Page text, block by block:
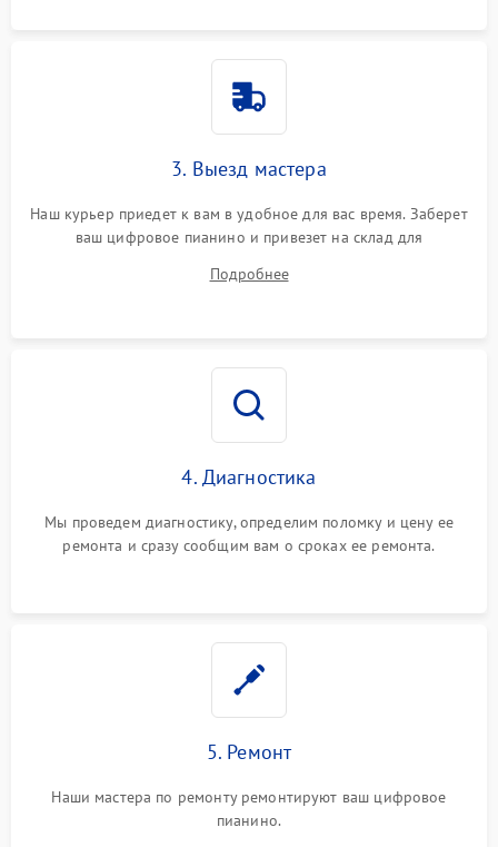
3. Выезд мастера
Наш курьер приедет к вам в удобное для вас время. Заберет
ваш цифровое пианино и привезет на склад для
Подробнее
4. Диагностика
Мы проведем диагностику, определим поломку и цену ее
ремонта и сразу сообщим вам о сроках ее ремонта.
5. Ремонт
Наши мастера по ремонту ремонтируют ваш цифровое
пианино.